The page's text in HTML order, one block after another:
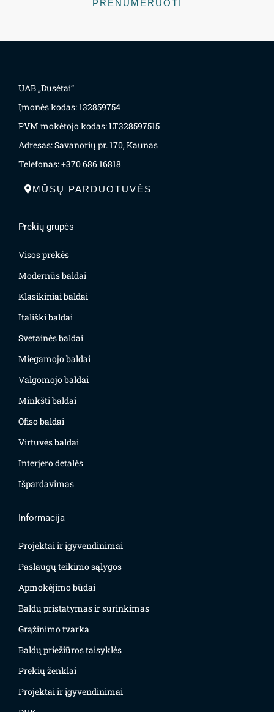
PRENUMERUOTI
UAB „Dusėtai“
Įmonės kodas: 132859754
PVM mokėtojo kodas: LT328597515
Adresas: Savanorių pr. 170, Kaunas
Telefonas: +370 686 16818
MŪSŲ PARDUOTUVĖS
Prekių grupės
Visos prekės
Modernūs baldai
Klasikiniai baldai
Itališki baldai
Svetainės baldai
Miegamojo baldai
Valgomojo baldai
Minkšti baldai
Ofiso baldai
Virtuvės baldai
Interjero detalės
Išpardavimas
Informacija
Projektai ir įgyvendinimai
Paslaugų teikimo sąlygos
Apmokėjimo būdai
Baldų pristatymas ir surinkimas
Grąžinimo tvarka
Baldų priežiūros taisyklės
Prekių ženklai
Projektai ir įgyvendinimai